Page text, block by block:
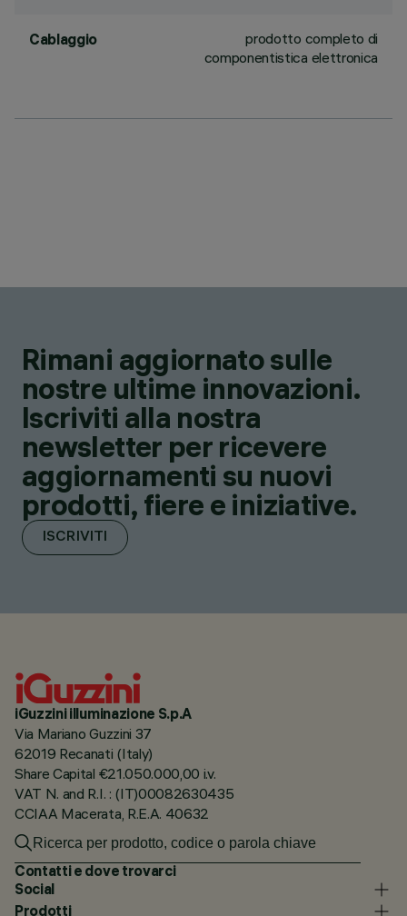
Cablaggio
prodotto completo di
componentistica elettronica
Rimani aggiornato sulle
nostre ultime innovazioni.
Iscriviti alla nostra
newsletter per ricevere
aggiornamenti su nuovi
prodotti, fiere e iniziative.
ISCRIVITI
iGuzzini illuminazione S.p.A
Via Mariano Guzzini 37
62019 Recanati (Italy)
Share Capital €21.050.000,00 i.v.
VAT N. and R.I. : (IT)00082630435
CCIAA Macerata, R.E.A. 40632
Contatti e dove trovarci
Social
Prodotti